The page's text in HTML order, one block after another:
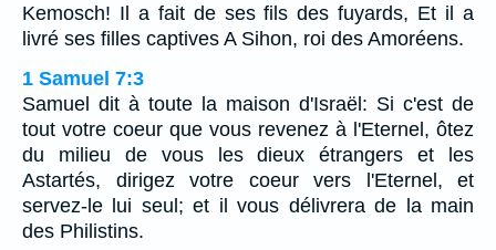
Kemosch! Il a fait de ses fils des fuyards, Et il a
livré ses filles captives A Sihon, roi des Amoréens.
1 Samuel 7:3
Samuel dit à toute la maison d'Israël: Si c'est de
tout votre coeur que vous revenez à l'Eternel, ôtez
du milieu de vous les dieux étrangers et les
Astartés, dirigez votre coeur vers l'Eternel, et
servez-le lui seul; et il vous délivrera de la main
des Philistins.